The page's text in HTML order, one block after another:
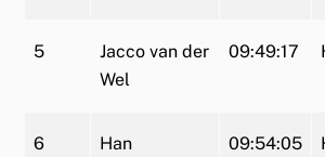
5
Jacco van der
Wel
09:49:17
6
Han
09:54:05